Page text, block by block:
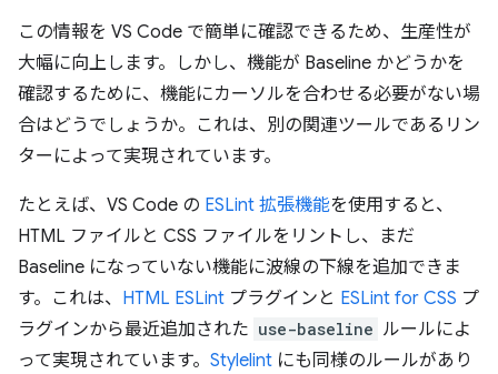
この情報を VS Code で簡単に確認できるため、生産性が
大幅に向上します。しかし、機能が Baseline かどうかを
確認するために、機能にカーソルを合わせる必要がない場
合はどうでしょうか。これは、別の関連ツールであるリン
ターによって実現されています。
たとえば、VS Code の ESLint 拡張機能を使用すると、
HTML ファイルと CSS ファイルをリントし、まだ
Baseline になっていない機能に波線の下線を追加できま
す。これは、 HTML ESLint プラグインと ESLint for CSS プ
ラグインから最近追加された use-baseline ルールによ
って実現されています。 Stylelint にも同様のルールがあり